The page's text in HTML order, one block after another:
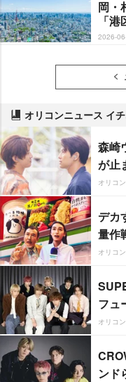
岡・
「
2026-
オリコンニュース イ
森崎
が止
オリコ
デカ
量作
オリコ
フュ
オリコ
ンド